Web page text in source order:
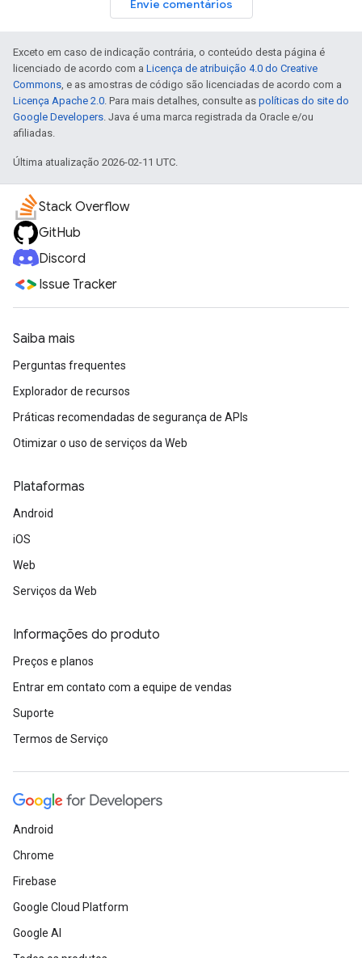
Envie comentários
Exceto em caso de indicação contrária, o conteúdo desta página é
licenciado de acordo com a Licença de atribuição 4.0 do Creative
Commons, e as amostras de código são licenciadas de acordo com a
Licença Apache 2.0. Para mais detalhes, consulte as políticas do site do
Google Developers. Java é uma marca registrada da Oracle e/ou
afiliadas.
Última atualização 2026-02-11 UTC.
Stack Overflow
GitHub
Discord
Issue Tracker
Saiba mais
Perguntas frequentes
Explorador de recursos
Práticas recomendadas de segurança de APIs
Otimizar o uso de serviços da Web
Plataformas
Android
iOS
Web
Serviços da Web
Informações do produto
Preços e planos
Entrar em contato com a equipe de vendas
Suporte
Termos de Serviço
Android
Chrome
Firebase
Google Cloud Platform
Google AI